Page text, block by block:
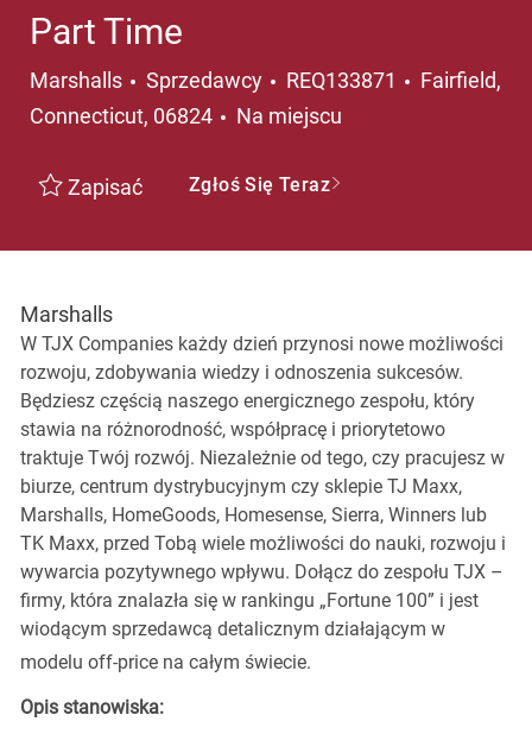
Part Time
Marshalls Kategoria
Sprzedawcy REQ133871 Lokalizacja
Fairfield,
Connecticut, 06824
Na miejscu
Zapisać Zgłoś Się Teraz
Marshalls
W TJX Companies każdy dzień przynosi nowe możliwości
rozwoju, zdobywania wiedzy i odnoszenia sukcesów.
Będziesz częścią naszego energicznego zespołu, który
stawia na różnorodność, współpracę i priorytetowo
traktuje Twój rozwój. Niezależnie od tego, czy pracujesz w
biurze, centrum dystrybucyjnym czy sklepie TJ Maxx,
Marshalls, HomeGoods, Homesense, Sierra, Winners lub
TK Maxx, przed Tobą wiele możliwości do nauki, rozwoju i
wywarcia pozytywnego wpływu. Dołącz do zespołu TJX –
firmy, która znalazła się w rankingu „Fortune 100” i jest
wiodącym sprzedawcą detalicznym działającym w
modelu off-price na całym świecie.
Opis stanowiska: